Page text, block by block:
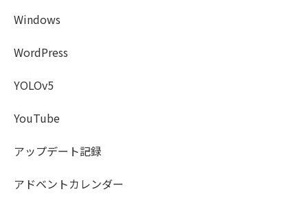
Windows
WordPress
YOLOv5
YouTube
アップデート記録
アドベントカレンダー